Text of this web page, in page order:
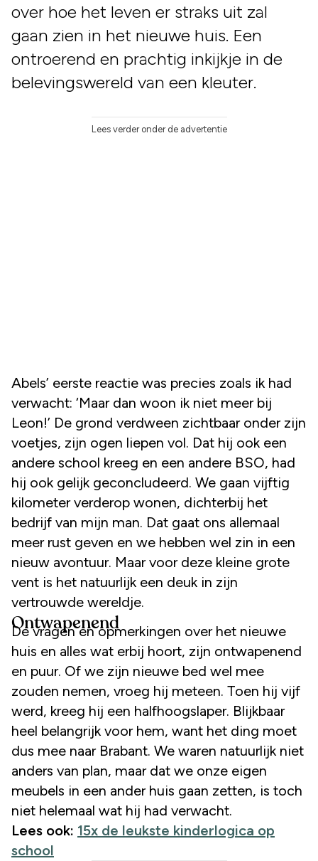
over hoe het leven er straks uit zal
gaan zien in het nieuwe huis. Een
ontroerend en prachtig inkijkje in de
belevingswereld van een kleuter.
Lees verder onder de advertentie
Abels’ eerste reactie was precies zoals ik had
verwacht: ‘Maar dan woon ik niet meer bij
Leon!’ De grond verdween zichtbaar onder zijn
voetjes, zijn ogen liepen vol. Dat hij ook een
andere school kreeg en een andere BSO, had
hij ook gelijk geconcludeerd. We gaan vijftig
kilometer verderop wonen, dichterbij het
bedrijf van mijn man. Dat gaat ons allemaal
meer rust geven en we hebben wel zin in een
nieuw avontuur. Maar voor deze kleine grote
vent is het natuurlijk een deuk in zijn
vertrouwde wereldje.
Ontwapenend
De vragen en opmerkingen over het nieuwe
huis en alles wat erbij hoort, zijn ontwapenend
en puur. Of we zijn nieuwe bed wel mee
zouden nemen, vroeg hij meteen. Toen hij vijf
werd, kreeg hij een halfhoogslaper. Blijkbaar
heel belangrijk voor hem, want het ding moet
dus mee naar Brabant. We waren natuurlijk niet
anders van plan, maar dat we onze eigen
meubels in een ander huis gaan zetten, is toch
niet helemaal wat hij had verwacht.
Lees ook: 15x de leukste kinderlogica op
school